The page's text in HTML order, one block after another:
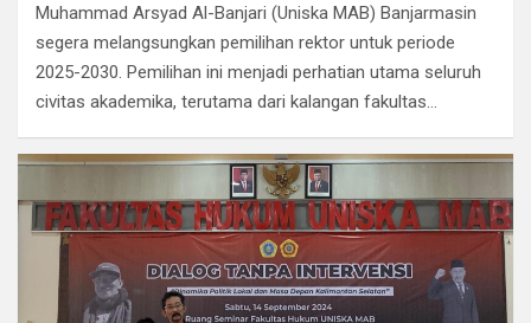
Muhammad Arsyad Al-Banjari (Uniska MAB) Banjarmasin
segera melangsungkan pemilihan rektor untuk periode
2025-2030. Pemilihan ini menjadi perhatian utama seluruh
civitas akademika, terutama dari kalangan fakultas…